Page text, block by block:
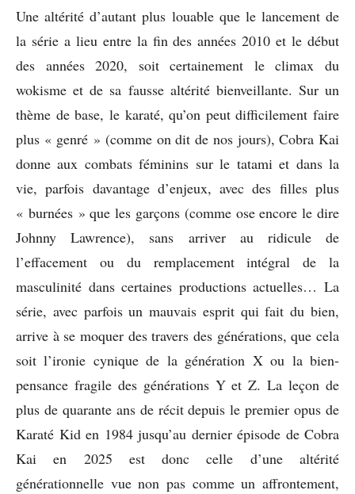
Une altérité d’autant plus louable que le lancement de
la série a lieu entre la fin des années 2010 et le début
des années 2020, soit certainement le climax du
wokisme et de sa fausse altérité bienveillante. Sur un
thème de base, le karaté, qu’on peut difficilement faire
plus « genré » (comme on dit de nos jours), Cobra Kai
donne aux combats féminins sur le tatami et dans la
vie, parfois davantage d’enjeux, avec des filles plus
« burnées » que les garçons (comme ose encore le dire
Johnny Lawrence), sans arriver au ridicule de
l’effacement ou du remplacement intégral de la
masculinité dans certaines productions actuelles… La
série, avec parfois un mauvais esprit qui fait du bien,
arrive à se moquer des travers des générations, que cela
soit l’ironie cynique de la génération X ou la bien-
pensance fragile des générations Y et Z. La leçon de
plus de quarante ans de récit depuis le premier opus de
Karaté Kid en 1984 jusqu’au dernier épisode de Cobra
Kai en 2025 est donc celle d’une altérité
générationnelle vue non pas comme un affrontement,